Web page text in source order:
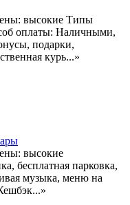
высокие Типы
оплаты: Наличными,
подарки,
курь...»
высокие
бесплатная парковка,
музыка, меню на